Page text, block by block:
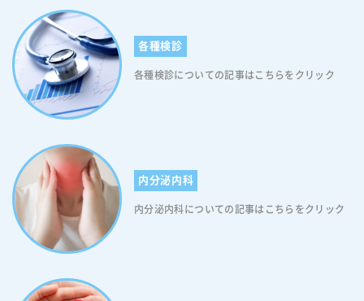
ン株は非常に感染力が強く危険なウイルスです。しかし、人によっては
感染しても初期症状がない（無症状）の場合もあります。例えば、厚生
労働省が発表した疫学調査では、109例のオミクロン株感染例のうち、2
9例が無症状であったと報告されております。ですので、無症状でもオ
ミクロン株に感染している可能性は十分に考えられます。なお、オミク
ロン株の疫学調査については「国立感染症研究所のホームページ」に記
似ております。そのため、自分の判断でオミクロン株と風邪の症状を見
分けることは非常に困難だと言えるでしょう。その上で、あえて違いを
申し上げるならば、風邪では「嗅覚異常」や「味覚異常」がみられるケ
ースは稀。一方、オミクロン株では約15％の方に発生します。ですから
「嗅覚異常」や「味覚異常」がみられる場合はオミクロン株感染の可能
性が高いと言えるでしょう。（嗅覚・味覚異常がなくてもオミクロン株
じましたら、速やかにかかりつけ医等身近な医療機関に電話で相談して
ください） オミクロン株でも肺炎を引き起こす可能性があります オ
各種検診
各種検診についての記事はこちらをクリック
内分泌内科
内分泌内科についての記事はこちらをクリック